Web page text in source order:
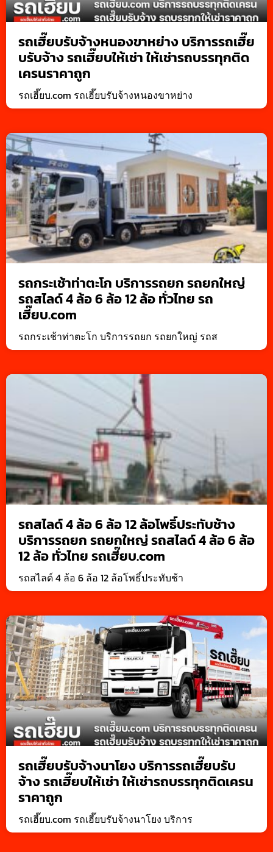
รถเฮี๊ยบรับจ้างหนองขาหย่าง บริการรถเฮี๊ย
บรับจ้าง รถเฮี๊ยบให้เช่า ให้เช่ารถบรรทุกติด
เครนราคาถูก
รถเฮี๊ยบ.com รถเฮี๊ยบรับจ้างหนองขาหย่าง
รถกระเช้าท่าตะโก บริการรถยก รถยกใหญ่
รถสไลด์ 4 ล้อ 6 ล้อ 12 ล้อ ทั่วไทย รถ
เฮี๊ยบ.com
รถกระเช้าท่าตะโก บริการรถยก รถยกใหญ่ รถส
รถสไลด์ 4 ล้อ 6 ล้อ 12 ล้อโพธิ์ประทับช้าง
บริการรถยก รถยกใหญ่ รถสไลด์ 4 ล้อ 6 ล้อ
12 ล้อ ทั่วไทย รถเฮี๊ยบ.com
รถสไลด์ 4 ล้อ 6 ล้อ 12 ล้อโพธิ์ประทับช้า
รถเฮี๊ยบรับจ้างนาโยง บริการรถเฮี๊ยบรับ
จ้าง รถเฮี๊ยบให้เช่า ให้เช่ารถบรรทุกติดเครน
ราคาถูก
รถเฮี๊ยบ.com รถเฮี๊ยบรับจ้างนาโยง บริการ